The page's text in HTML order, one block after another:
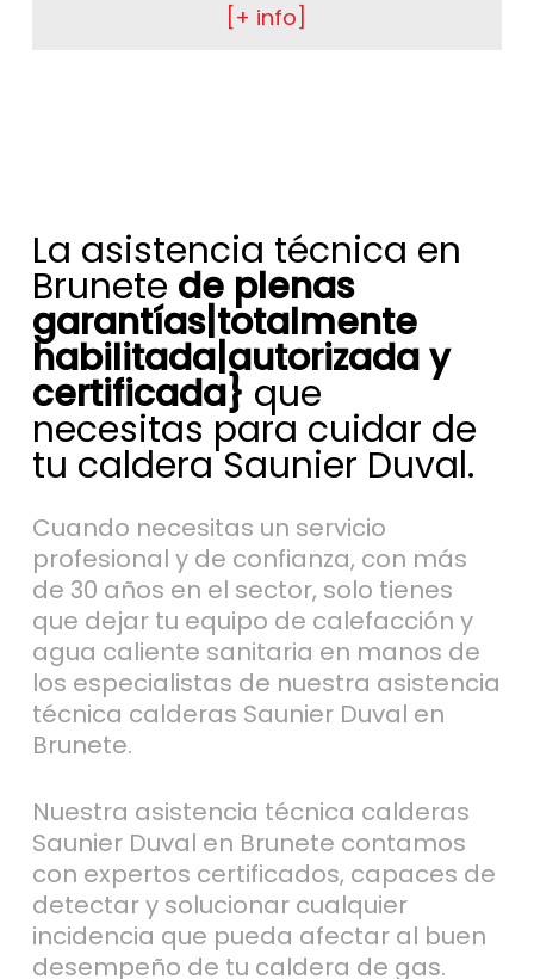
[+ info]
La asistencia técnica en
Brunete de plenas
garantías|totalmente
habilitada|autorizada y
certificada} que
necesitas para cuidar de
tu caldera Saunier Duval.
Cuando necesitas un servicio
profesional y de confianza, con más
de 30 años en el sector, solo tienes
que dejar tu equipo de calefacción y
agua caliente sanitaria en manos de
los especialistas de nuestra asistencia
técnica calderas Saunier Duval en
Brunete.
Nuestra asistencia técnica calderas
Saunier Duval en Brunete contamos
con expertos certificados, capaces de
detectar y solucionar cualquier
incidencia que pueda afectar al buen
desempeño de tu caldera de gas.